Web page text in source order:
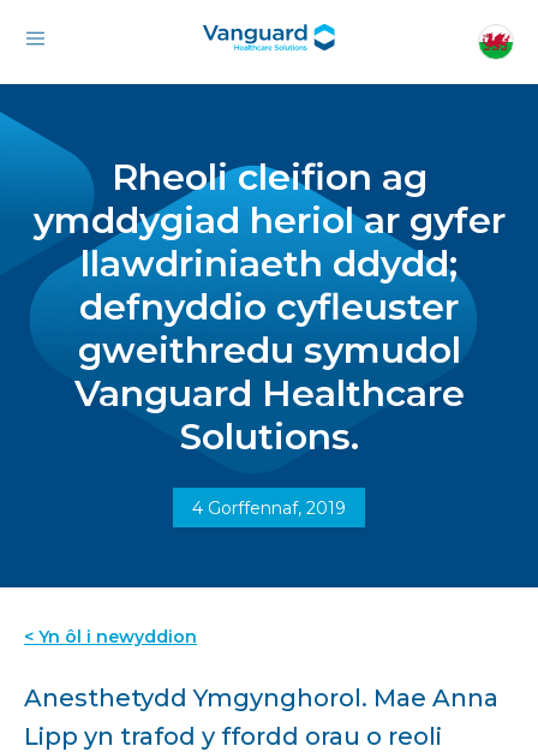
Rheoli cleifion ag
ymddygiad heriol ar gyfer
llawdriniaeth ddydd;
defnyddio cyfleuster
gweithredu symudol
Vanguard Healthcare
Solutions.
4 Gorffennaf, 2019
< Yn ôl i newyddion
Anesthetydd Ymgynghorol. Mae Anna
Lipp yn trafod y ffordd orau o reoli